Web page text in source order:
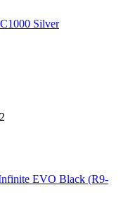
Silver
2
EVO Black (R9-